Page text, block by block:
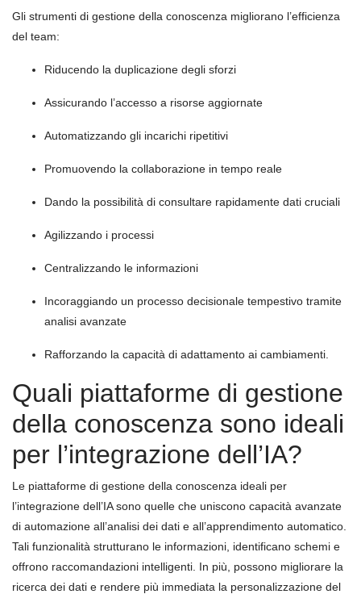
Gli strumenti di gestione della conoscenza migliorano l’efficienza
del team:
Riducendo la duplicazione degli sforzi
Assicurando l’accesso a risorse aggiornate
Automatizzando gli incarichi ripetitivi
Promuovendo la collaborazione in tempo reale
Dando la possibilità di consultare rapidamente dati cruciali
Agilizzando i processi
Centralizzando le informazioni
Incoraggiando un processo decisionale tempestivo tramite
analisi avanzate
Rafforzando la capacità di adattamento ai cambiamenti.
Quali piattaforme di gestione
della conoscenza sono ideali
per l’integrazione dell’IA?
Le piattaforme di gestione della conoscenza ideali per
l’integrazione dell’IA sono quelle che uniscono capacità avanzate
di automazione all’analisi dei dati e all’apprendimento automatico.
Tali funzionalità strutturano le informazioni, identificano schemi e
offrono raccomandazioni intelligenti. In più, possono migliorare la
ricerca dei dati e rendere più immediata la personalizzazione del